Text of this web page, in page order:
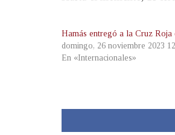
Hamás entregó a la Cruz Roja
domingo, 26 noviembre 2023
En «Internacionales»